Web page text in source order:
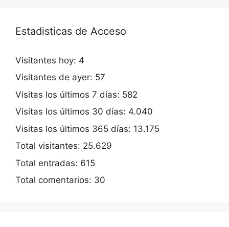
Estadisticas de Acceso
Visitantes hoy: 4
Visitantes de ayer: 57
Visitas los últimos 7 días: 582
Visitas los últimos 30 días: 4.040
Visitas los últimos 365 días: 13.175
Total visitantes: 25.629
Total entradas: 615
Total comentarios: 30